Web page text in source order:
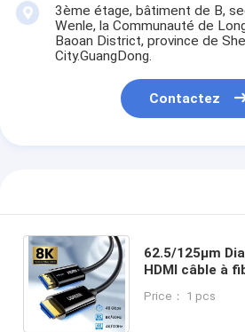
3ème étage, bâtiment de B,
Wenle, la Communauté de
Baoan District, province de
City.GuangDong.
Contactez
62.5/125μm
HDMI câble à
vidéo à couleur
Price： 1 pcs